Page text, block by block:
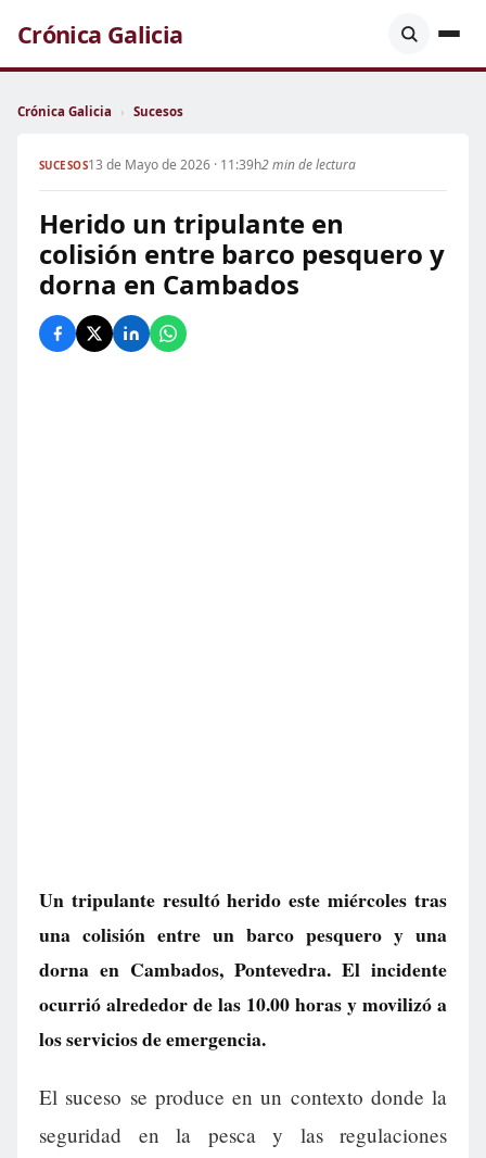
Crónica Galicia
Crónica Galicia › Sucesos
SUCESOS13 de Mayo de 2026 · 11:39h2 min de lectura
Herido un tripulante en
colisión entre barco pesquero y
dorna en Cambados
Un tripulante resultó herido este miércoles tras
una colisión entre un barco pesquero y una
dorna en Cambados, Pontevedra. El incidente
ocurrió alrededor de las 10.00 horas y movilizó a
los servicios de emergencia.
El suceso se produce en un contexto donde la
seguridad en la pesca y las regulaciones